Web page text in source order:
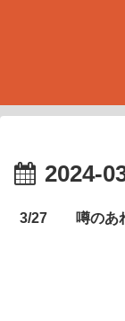
2024-
3/27 噂のあ